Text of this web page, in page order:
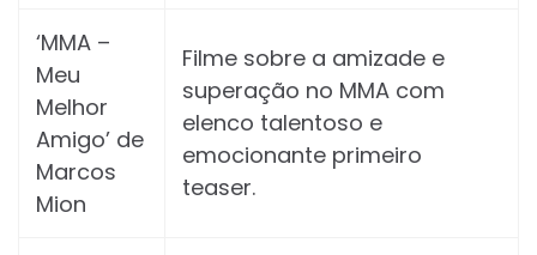
‘MMA –
Meu
Melhor
Amigo’ de
Marcos
Mion
Filme sobre a amizade e
superação no MMA com
elenco talentoso e
emocionante primeiro
teaser.